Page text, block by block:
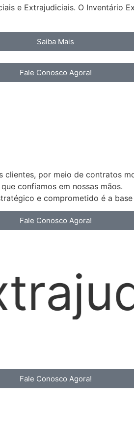
e Extrajudiciais. O Inventário
Saiba Mais
Fale Conosco Agora!
por meio de contratos
confiamos em nossas mãos.
e comprometido é a
Fale Conosco Agora!
Fale Conosco Agora!